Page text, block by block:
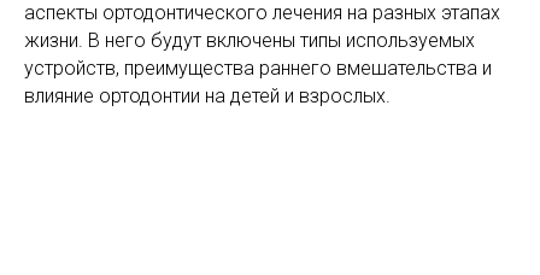
аспекты ортодонтического лечения на разных этапах
жизни. В него будут включены типы используемых
устройств, преимущества раннего вмешательства и
влияние ортодонтии на детей и взрослых.